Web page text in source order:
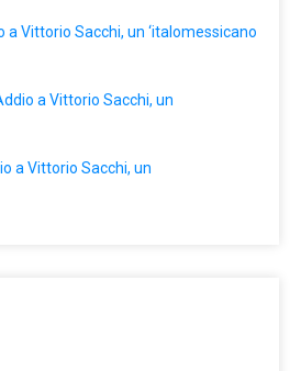
a Vittorio Sacchi, un ‘italomessicano
a Vittorio Sacchi, un
a Vittorio Sacchi, un